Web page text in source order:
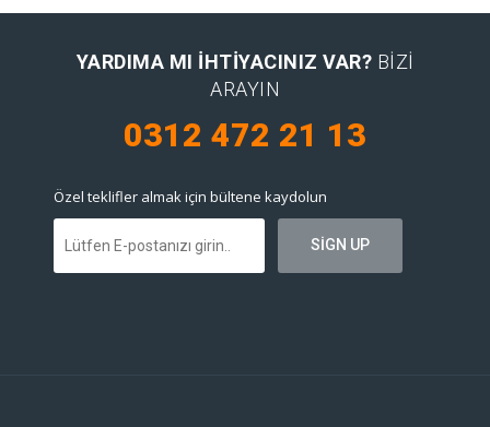
YARDIMA MI IHTIYACINIZ VAR? BIZI
ARAYIN
0312 472 21 13
Özel teklifler almak için bültene kaydolun